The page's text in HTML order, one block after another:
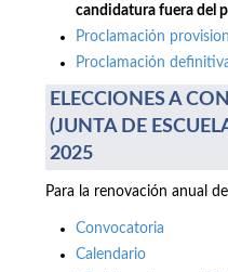
candidatura fuera del
Proclamación
Proclamación
ELECCIONES A
(JUNTA DE
2025
Para la renovación anual
Convocatoria
Calendario